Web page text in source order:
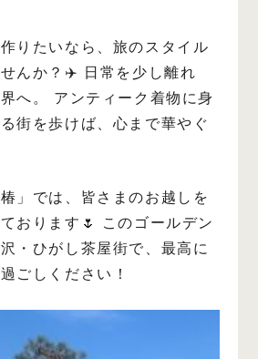
りたいなら、旅のスタイル
んか？✈️
日常を少し離れ
へ。
アンティーク着物に身
街を歩けば、心まで華やぐ
」では、皆さまのお越しを
おります🌷
このゴールデン
・ひがし茶屋街で、最高に
ごしください！